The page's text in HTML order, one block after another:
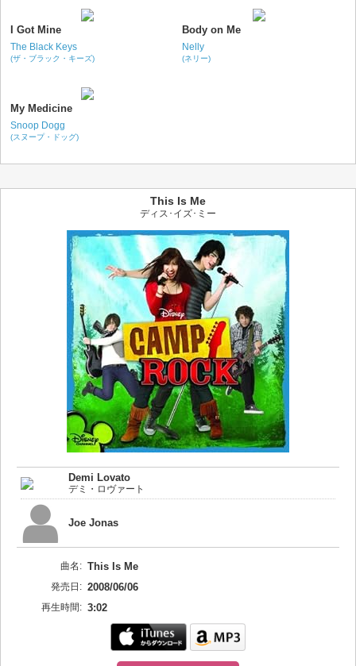
I Got Mine
The Black Keys
(ザ・ブラック・キーズ)
Body on Me
Nelly
(ネリー)
My Medicine
Snoop Dogg
(スヌープ・ドッグ)
This Is Me
ディス･イズ･ミー
Demi Lovato
デミ・ロヴァート
Joe Jonas
曲名: This Is Me
発売日: 2008/06/06
再生時間: 3:02